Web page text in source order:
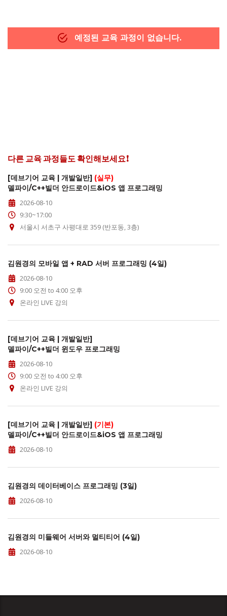
예정된 교육 과정이 없습니다.
다른 교육 과정들도 확인해보세요!
[데브기어 교육 | 개발일반] (실무)
델파이/C++빌더 안드로이드&iOS 앱 프로그래밍
2026-08-10
9:30~17:00
서울시 서초구 사평대로 359 (반포동, 3층)
김원경의 모바일 앱 + RAD 서버 프로그래밍 (4일)
2026-08-10
9:00 오전 to 4:00 오후
온라인 LIVE 강의
[데브기어 교육 | 개발일반]
델파이/C++빌더 윈도우 프로그래밍
2026-08-10
9:00 오전 to 4:00 오후
온라인 LIVE 강의
[데브기어 교육 | 개발일반] (기본)
델파이/C++빌더 안드로이드&iOS 앱 프로그래밍
2026-08-10
김원경의 데이터베이스 프로그래밍 (3일)
2026-08-10
김원경의 미들웨어 서버와 멀티티어 (4일)
2026-08-10